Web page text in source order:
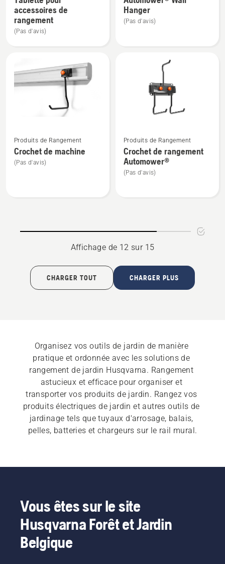
détails
sur
de
rangement
accessoires de
rangement
(Pas d'avis)
de
détails
sur
Hanger
(Pas d'avis)
plus
de
détails
Produits de Rangement
Crochet de machine
(Pas d'avis)
plus
de
détails
sur
Produits de Rangement
Crochet de rangement
Automower®
(Pas d'avis)
Affichage de 12 sur 15
CHARGER TOUT CHARGER PLUS
Organisez vos outils de jardin de manière
pratique et ordonnée avec les solutions de
rangement de jardin Husqvarna. Rangement
astucieux et efficace pour organiser et
transporter vos produits de jardin. Rangez vos
produits électriques de jardin et autres outils de
jardinage tels que tuyaux d'arrosage, balais,
pelles, batteries et chargeurs sur le rail mural.
Vous êtes sur le site
Husqvarna Forêt et Jardin
Belgique